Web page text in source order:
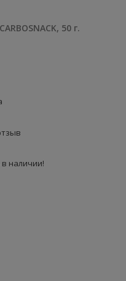
50 г.
наличии!